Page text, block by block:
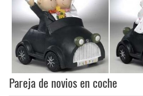
Pareja de novios en coche